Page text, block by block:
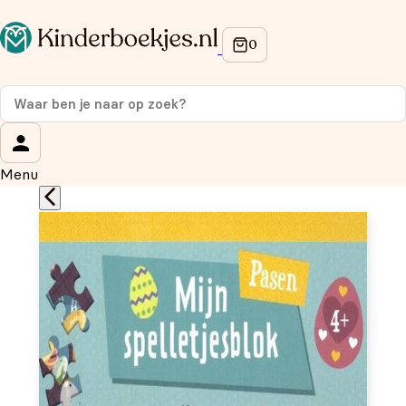
Menu
Op de hoogte blijven van onze acties?
Meld je aan voor onze nieuwsbrief en ontvang
eerste aankoop!
Wat is je voornaam?
Wat is je e-mailadres?*
Aanmelden
We gebruiken je gegevens om contact op te nemen, in
overeenstemming met onsprivacybeleid.